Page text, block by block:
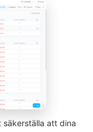
att dina